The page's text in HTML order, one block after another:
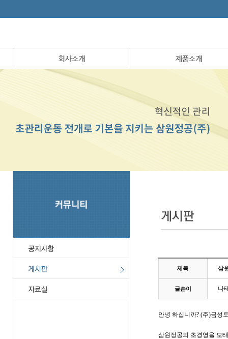
제목 삼
글쓴이 나
안녕 하십니까? (주)금성
삼원정공의 초경영을 모